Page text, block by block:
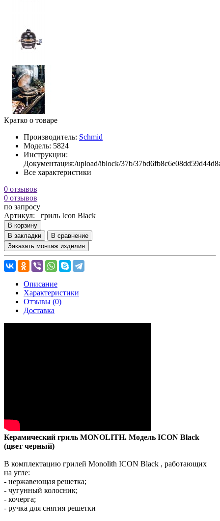
Кратко о товаре
Производитель: Schmid
Модель: 5824
Инструкции:
Документация:/upload/iblock/37b/
Все характеристики
0 отзывов
0 отзывов
по запросу
Артикул: гриль Icon Black
В корзину
В закладки
В сравнение
Заказать монтаж изделия
Описание
Характеристики
Отзывы (0)
Доставка
Керамический гриль MONOLITH. Модель ICON Black
(цвет черный)
В комплектацию грилей Monolith ICON Black , работающих
на угле:
- нержавеющая решетка;
- чугунный колосник;
- кочерга;
- ручка для снятия решетки